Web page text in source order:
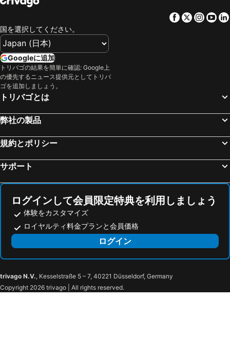
ホテル軽井沢エレガンス
妙義グリーンホテル
軽井沢プリンスホテル イースト
佐久平プラザ21
TWIN-LINE-HOTEL KARUIZAWA JAPAN
軽井沢マリオットホテル
ホテル プティ リヴィエール 軽井沢
ルシアン旧軽井沢
ホリデイビラ ホテル & リゾート軽井沢
ホテル ウェリーズ
ホテルロッソ軽井沢
ホテルハーヴェスト旧軽井沢
アート ホテル アウトレット 軽井沢
ホテルルートイン佐久南インター
Eau Sol Vert Karuizawa Club
ヴィラ北軽井沢エルウィング
Huazhu Seven Blessings Karuizawa Hotel
北軽井沢 ペンション エデン
Pension and Log Cottage Hoshinoko
ペンション ル モンヴェール
Hotel Berlinetta Karuizawa
塩沢山荘
軽井沢ホテル アルベルゴ ヴェローナ
星のや軽井沢
Facebook
Twitter
国を選択してください。
Googleに追加
トリバゴの結果を簡単に確認: Google上
の優先するニュース提供元としてトリバ
ゴを追加しましょう。
トリバゴとは
弊社の製品
規約とポリシー
サポート
ログインして会員限定特典を利用しましょう
体験をカスタマイズ
ロイヤルティ料金プランと会員価格
ログイン
trivago N.V., Kesselstraße 5 – 7, 40221 Düsseldorf, Germany
Copyright 2026 trivago | All rights reserved.